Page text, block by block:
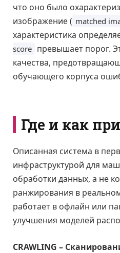
что оно было
изображение ( matched
характеристика
score превышает порог.
качества,
обучающего корпуса
Где и как
Описанная система в
инфраструктурой для
обработки данных, а не
ранжирования в
работает в офлайн или
улучшения моделей
CRAWLING –